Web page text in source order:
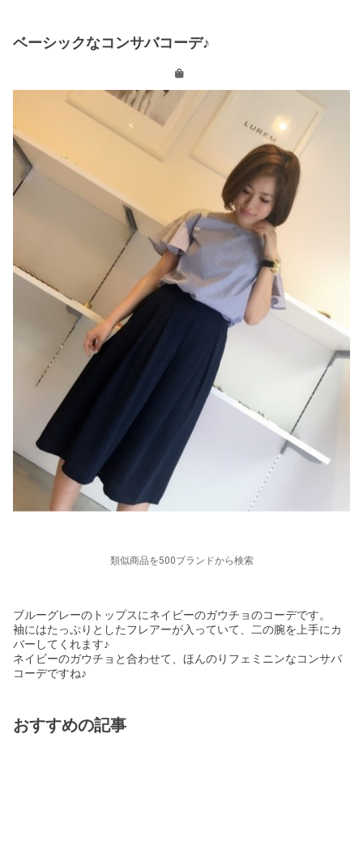
ベーシックなコンサバコーデ♪
類似商品を500ブランドから検索
ブルーグレーのトップスにネイビーのガウチョのコーデです。
袖にはたっぷりとしたフレアーが入っていて、二の腕を上手にカ
バーしてくれます♪
ネイビーのガウチョと合わせて、ほんのりフェミニンなコンサバ
コーデですね♪
おすすめの記事